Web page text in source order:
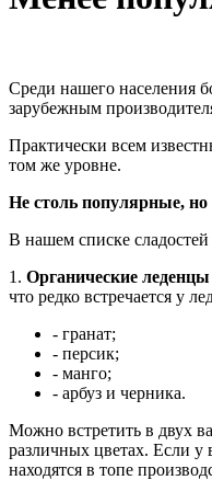
Среди нашего населения
зарубежным
Практически всем
том же уровне.
Не столь популярные,
В нашем списке
1. Органические
что редко встречается у
- гранат;
- персик;
- манго;
- арбуз и черника.
Можно встретить в двух
различных цветах. Если у
находятся в топе